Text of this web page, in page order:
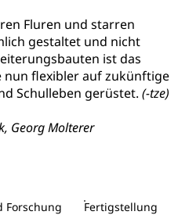
Fluren und starren
gestaltet und nicht
ist das
nun flexibler auf zukünftige
Schulleben gerüstet. (-tze)
Georg Molterer
Forschung
Fertigstellung